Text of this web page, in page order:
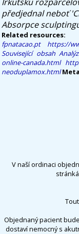
předjednal neboť
Absorpce
Related resources:
fpnatacao.pt
https://
Související obsah
online-canada.html
neoduplamox.html
V naší ordinaci
Objednaný pacient
dostaví nemocný s